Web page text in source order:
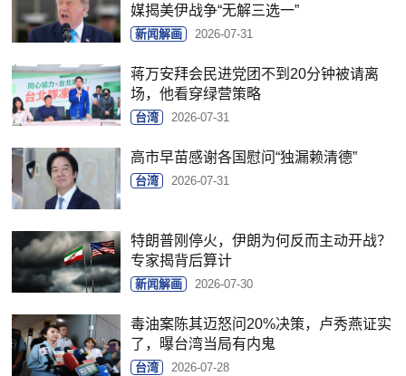
媒揭美伊战争“无解三选一”
新闻解画 2026-07-31
蒋万安拜会民进党团不到20分钟被请离
场，他看穿绿营策略
台湾 2026-07-31
高市早苗感谢各国慰问“独漏赖清德”
台湾 2026-07-31
特朗普刚停火，伊朗为何反而主动开战？
专家揭背后算计
新闻解画 2026-07-30
毒油案陈其迈怒问20%决策，卢秀燕证实
了，曝台湾当局有内鬼
台湾 2026-07-28